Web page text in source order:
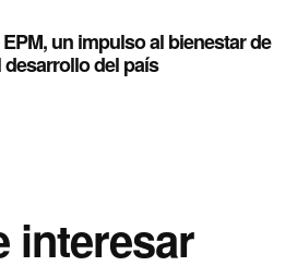
un impulso al bienestar de
del país
interesar